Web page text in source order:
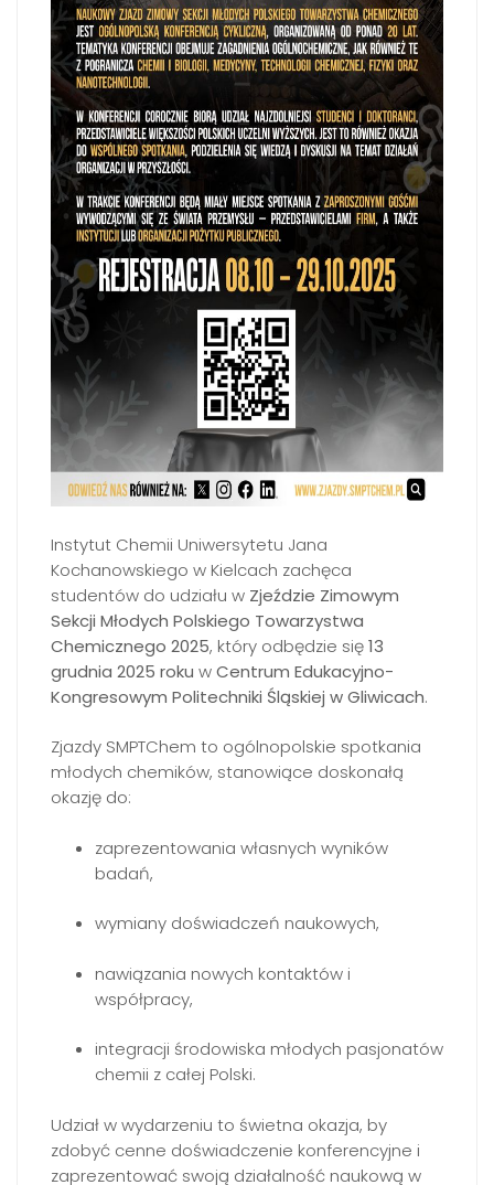
Instytut Chemii Uniwersytetu Jana
Kochanowskiego w Kielcach zachęca
studentów do udziału w Zjeździe Zimowym
Sekcji Młodych Polskiego Towarzystwa
Chemicznego 2025, który odbędzie się13
grudnia 2025 roku wCentrum Edukacyjno-
Kongresowym Politechniki Śląskiej w Gliwicach.
Zjazdy SMPTChem to ogólnopolskie spotkania
młodych chemików, stanowiące doskonałą
okazję do:
zaprezentowania własnych wyników
badań,
wymiany doświadczeń naukowych,
nawiązania nowych kontaktów i
współpracy,
integracji środowiska młodych pasjonatów
chemii z całej Polski.
Udział w wydarzeniu to świetna okazja, by
zdobyć cenne doświadczenie konferencyjne i
zaprezentować swoją działalność naukową w